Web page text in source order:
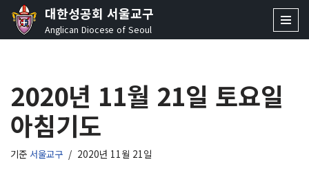
콘
로
건
너
뛰
기
대한성공회 서울교구
Anglican Diocese of Seoul
2020년 11월 21일 토요일
아침기도
기준 서울교구 2020년 11월 21일